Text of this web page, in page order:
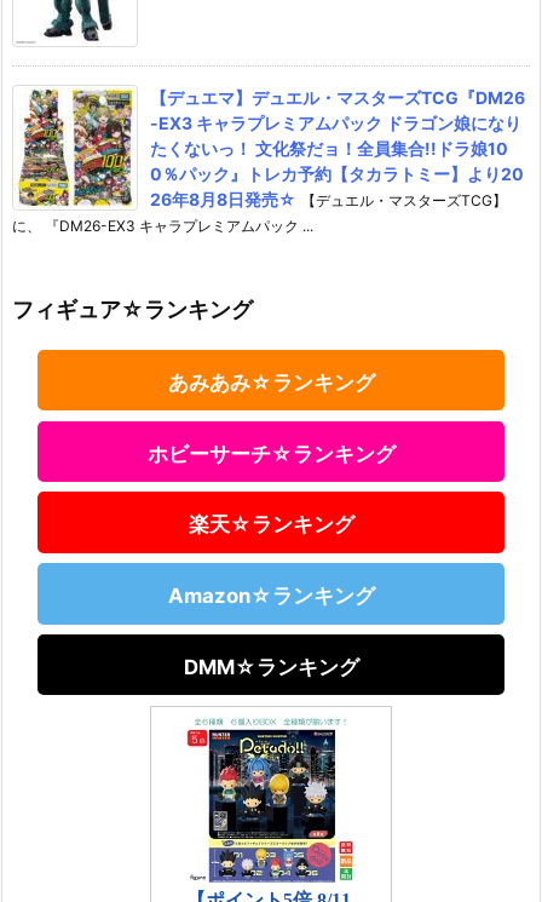
【デュエマ】デュエル・マスターズTCG『DM26
-EX3 キャラプレミアムパック ドラゴン娘になり
たくないっ！ 文化祭だョ！全員集合!!ドラ娘10
0％パック』トレカ予約【タカラトミー】より20
26年8月8日発売☆
【デュエル・マスターズTCG】
に、 『DM26-EX3 キャラプレミアムパック ...
フィギュア☆ランキング
あみあみ☆ランキング
ホビーサーチ☆ランキング
楽天☆ランキング
Amazon☆ランキング
DMM☆ランキング